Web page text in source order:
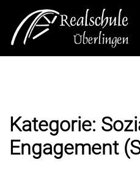
Inhalt
springen
Kategorie:
Engagement